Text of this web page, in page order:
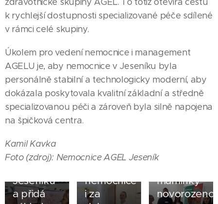
k rychlejší dostupnosti specializované péče sdílené
v rámci celé skupiny.
Úkolem pro vedení nemocnice i management
AGELU je, aby nemocnice v Jeseníku byla
personálně stabilní a technologicky moderní, aby
dokázala poskytovala kvalitní základní a středně
specializovanou péči a zároveň byla silně napojena
na špičková centra.
Kamil Kavka
Foto (zdroj): Nemocnice AGEL Jeseník
03.07.2026
Kraj
vybuduje
dvě nové
záchranky
v
Javorníku
Jeseníku
a přidá
25.06.2026
2026 má
nemocnice
i za
Větší klid
maminky